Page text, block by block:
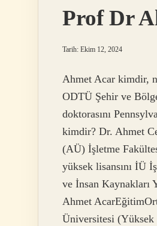
Prof Dr
Tarih: Ekim 12, 2024
Ahmet Acar kimdir,
ODTÜ Şehir ve
doktorasını
kimdir? Dr. Ahmet
(AÜ) İşletme
yüksek lisansını İÜ
ve İnsan Kaynakları
Ahmet
Üniversitesi